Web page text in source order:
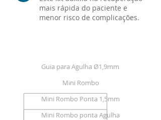
mais rápida do paciente e
menor risco de complicações.
Guia para Agulha Ø1,9mm
Mini Rombo
Mini Rombo Ponta 1,5mm
Mini Rombo ponta Agulha